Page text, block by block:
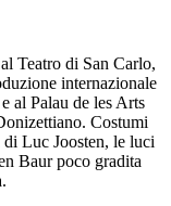
Teatro di San Carlo,
internazionale
al Palau de les Arts
Costumi
Luc Joosten, le luci
Baur poco gradita